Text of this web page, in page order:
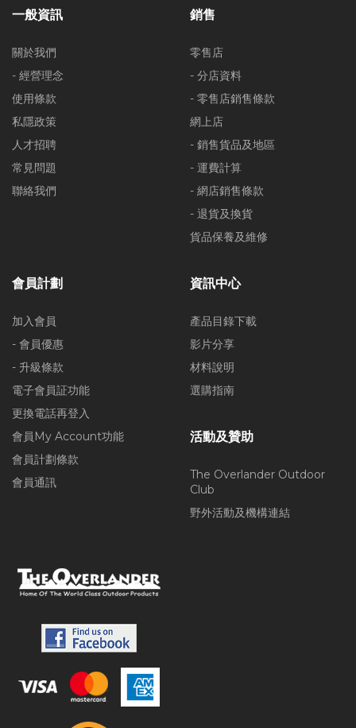
一般資訊
關於我們
- 經營理念
使用條款
私隱政策
人才招聘
常見問題
聯絡我們
銷售
零售店
- 分店資料
- 零售店銷售條款
網上店
- 銷售貨品及地區
- 運費計算
- 網店銷售條款
- 退貨及換貨
貨品保養及維修
會員計劃
加入會員
- 會員優惠
- 升級條款
電子會員証功能
更換電話再登入
會員My Account功能
會員計劃條款
會員通訊
資訊中心
產品目錄下載
影片分享
材料說明
選購指南
活動及贊助
The Overlander Outdoor
Club
野外活動及機構連結